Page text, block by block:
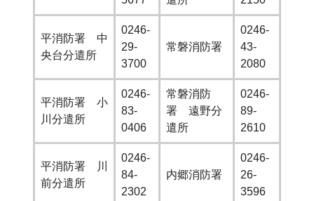
平消防署 中
央台分遣所
0246-
29-
3700
常磐消防署
0246-
43-
2080
平消防署 小
川分遣所
0246-
83-
0406
常磐消防
署 遠野分
遣所
0246-
89-
2610
平消防署 川
前分遣所
0246-
84-
2302
内郷消防署
0246-
26-
3596